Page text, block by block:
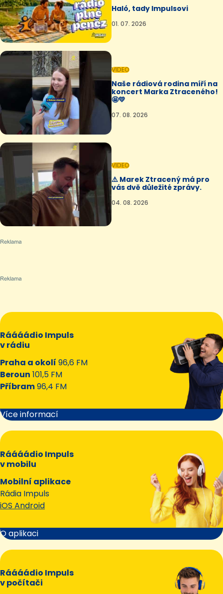
Haló, tady Impulsovi
01. 07. 2026
VIDEO
Naše rádiová rodina míří na
koncert Marka Ztraceného!
🤩💛
07. 08. 2026
VIDEO
⚠️ Marek Ztracený má pro
vás dvě důležité zprávy.
04. 08. 2026
Ráááádio Impuls
v rádiu
Praha a okolí 96,6 FM
Beroun 101,5 FM
Příbram96,4 FM
Více informací
Ráááádio Impuls
v mobilu
Mobilní aplikace
Rádia Impuls
iOS Android
O aplikaci
Ráááádio Impuls
v počítači